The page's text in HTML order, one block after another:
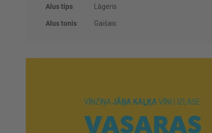
Alus tips Lāgeris
Alus tonis Gaišais